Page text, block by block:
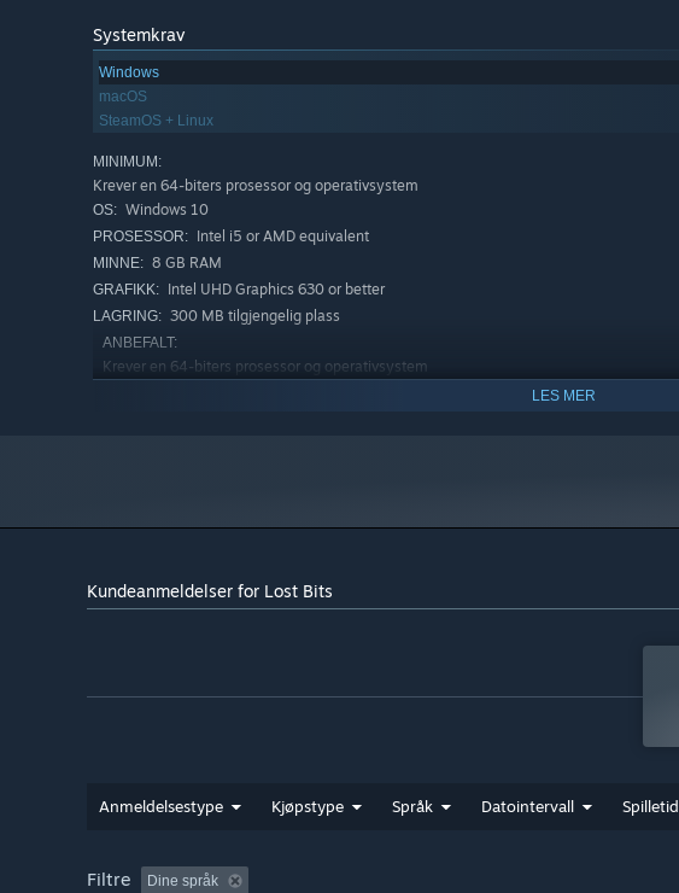
Systemkrav
Windows
macOS
SteamOS + Linux
MINIMUM:
Krever en 64-biters prosessor og operativsystem
OS: Windows 10
PROSESSOR: Intel i5 or AMD equivalent
MINNE: 8 GB RAM
GRAFIKK: Intel UHD Graphics 630 or better
LAGRING: 300 MB tilgjengelig plass
ANBEFALT:
Krever en 64-biters prosessor og operativsystem
LES MER
Kundeanmeldelser for Lost Bits
Anmeldelsestype Kjøpstype Språk Datointervall Spilletid
Filtre Dine språk